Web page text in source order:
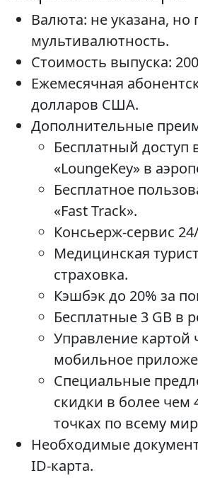
Валюта: не указана, но
мультивалютность.
Стоимость выпуска:
Ежемесячная
долларов США.
Дополнительные
Бесплатный доступ
«LoungeKey» в
Бесплатное
«Fast Track».
Консьерж-сервис
Медицинская
страховка.
Кэшбэк до 20% за
Бесплатные 3 GB в
Управление картой
мобильное
Специальные
скидки в более чем
точках по всему
Необходимые
ID-карта.